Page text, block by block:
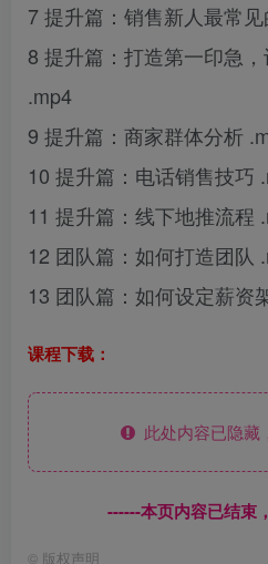
7 提升篇：销售新人最常
8 提升篇：打造第一印急
.mp4
9 提升篇：商家群体分析
10 提升篇：电话销售技巧
11 提升篇：线下地推流程
12 团队篇：如何打造团队
13 团队篇：如何设定薪资
课程下载：
此处内容已隐藏
------本页内容已结束
© 版权声明